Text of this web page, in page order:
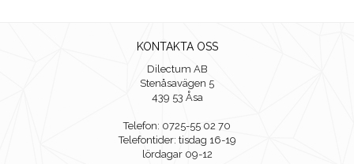
KONTAKTA OSS
Dilectum AB
Stenåsavägen 5
439 53 Åsa
Telefon: 0725-55 02 70
Telefontider: tisdag 16-19
lördagar 09-12